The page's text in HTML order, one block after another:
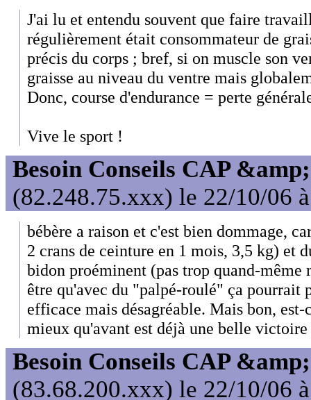
J'ai lu et entendu souvent que faire
régulièrement était consommateur de
précis du corps ; bref, si on muscle son
graisse au niveau du ventre mais
Donc, course d'endurance = perte
Vive le sport !
Besoin Conseils CAP
(82.248.75.xxx) le 22/10/06
bébère a raison et c'est bien dommage,
2 crans de ceinture en 1 mois, 3,5 kg) et
bidon proéminent (pas trop quand-même
être qu'avec du "palpé-roulé" ça pourrait
efficace mais désagréable. Mais bon,
mieux qu'avant est déjà une belle victoire
Besoin Conseils CAP
(83.68.200.xxx) le 22/10/06